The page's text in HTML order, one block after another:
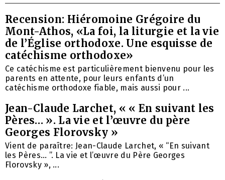
Recension: Hiéromoine Grégoire du
Mont-Athos, «La foi, la liturgie et la vie
de l’Église orthodoxe. Une esquisse de
catéchisme orthodoxe»
Ce catéchisme est particulièrement bienvenu pour les
parents en attente, pour leurs enfants d’un
catéchisme orthodoxe fiable, mais aussi pour ...
Jean-Claude Larchet, « « En suivant les
Pères… ». La vie et l’œuvre du père
Georges Florovsky »
Vient de paraître: Jean-Claude Larchet, « “En suivant
les Pères… ”. La vie et l’œuvre du Père Georges
Florovsky », ...